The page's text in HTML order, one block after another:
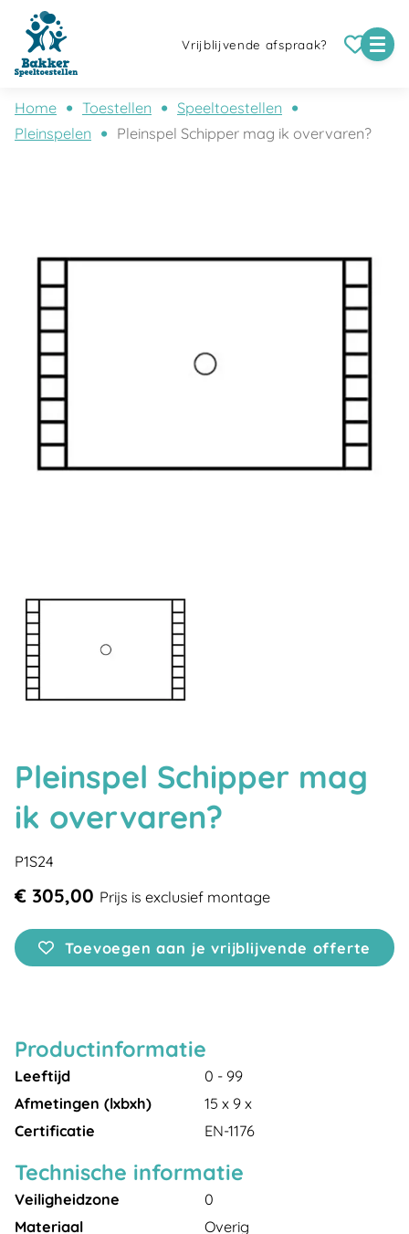
Vrijblijvende afspraak?
Home Toestellen
Speeltoestellen
Pleinspelen
Pleinspel Schipper mag ik overvaren?
Pleinspel Schipper mag
ik overvaren?
P1S24
€ 305,00 Prijs is exclusief montage
Toevoegen aan je vrijblijvende offerte
Productinformatie
Leeftijd
0 - 99
Afmetingen (lxbxh)
15 x 9 x
Certificatie
EN-1176
Technische informatie
Veiligheidzone
0
Materiaal
Overig